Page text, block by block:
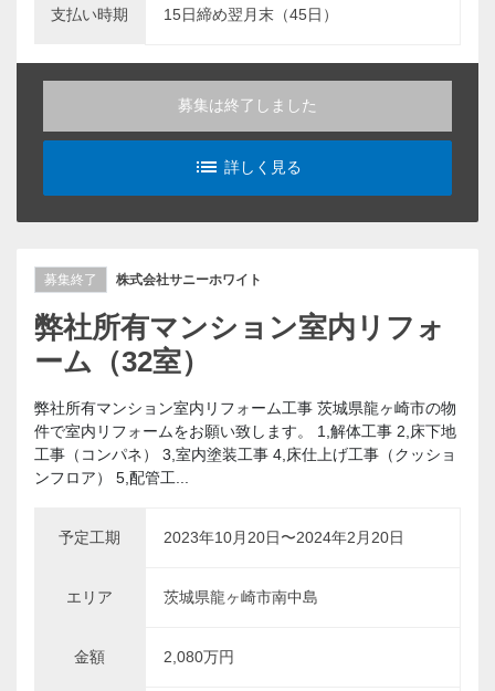
支払い時期 15日締め翌月末（45日）
募集は終了しました
list_alt
詳しく見る
募集終了 株式会社サニーホワイト
弊社所有マンション室内リフォ
ーム（32室）
弊社所有マンション室内リフォーム工事 茨城県龍ヶ崎市の物
件で室内リフォームをお願い致します。 1,解体工事 2,床下地
工事（コンパネ） 3,室内塗装工事 4,床仕上げ工事（クッショ
ンフロア） 5,配管工...
予定工期 2023年10月20日〜2024年2月20日
エリア 茨城県龍ヶ崎市南中島
金額 2,080万円